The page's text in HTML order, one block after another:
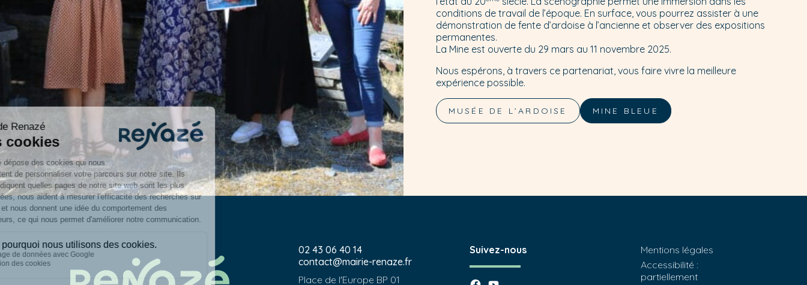
conditions de travail de l’époque. En surface, vous pourrez assister à une
démonstration de fente d’ardoise à l’ancienne et observer des expositions
permanentes.
La Mine est ouverte du 29 mars au 11 novembre 2025.
Nous espérons, à travers ce partenariat, vous faire vivre la meilleure
expérience possible.
MUSÉE DE L’ARDOISE MINE BLEUE
02 43 06 40 14
contact@mairie-renaze.fr
Place de l'Europe BP 01
Suivez-nous
Mentions légales
Accessibilité :
partiellement